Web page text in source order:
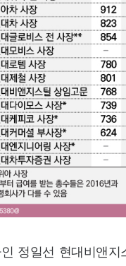
정일선 현대비앤지